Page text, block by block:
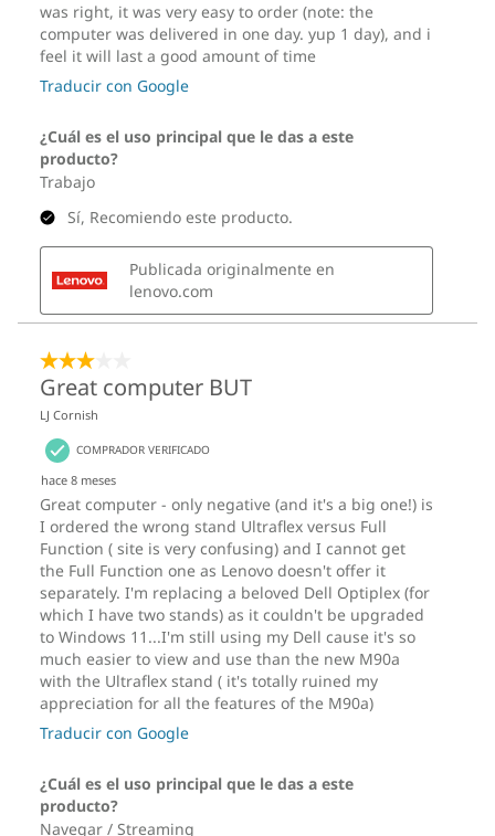
Funcionalidad del soporte de pantalla
Soporte para monitor con todas las funciones:
Inclinación: de -5 a 20 grados
Giro: 90 grados
Rotación: 90 grados, 45 grados a la izquierda y a la
Opcional: Soporte Ultra-Flex V
Inclinación: de -5 a 70 grados
vertical de 102 mm
Opcional: Soporte solo con inclinación
Inclinación: de -5 a 25 grados
Opciones de montaje
Sin soporte
Opcional: Soporte para monitor con todas las
funciones
Opcional: Soporte Ultra-Flex V
Opcional: Soporte solo con inclinación
Color
Negro cuervo
Estos son posibles componentes y cualidades de este producto. Los
mismos no son de carácter contractual y varían según el modelo elegido y
su configuración.